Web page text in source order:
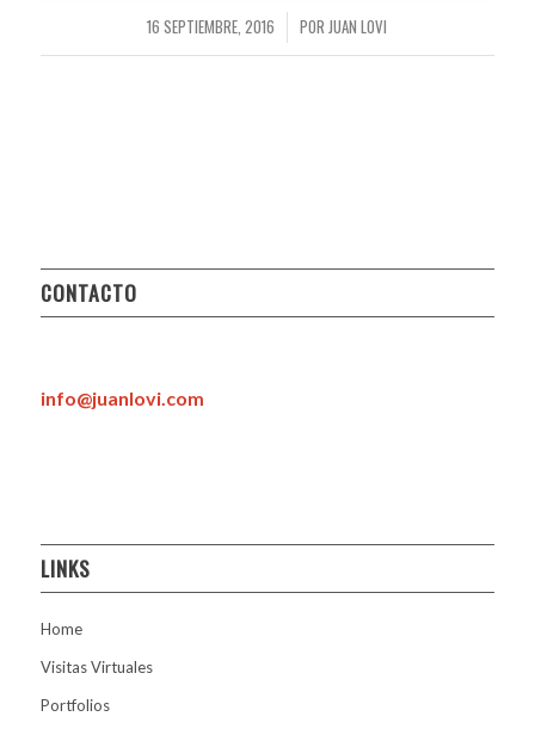
16 SEPTIEMBRE, 2016
/ POR JUAN LOVI
CONTACTO
info@juanlovi.com
LINKS
Home
Visitas Virtuales
Portfolios